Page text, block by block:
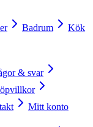
Badrum
Kök
& svar
Mitt konto